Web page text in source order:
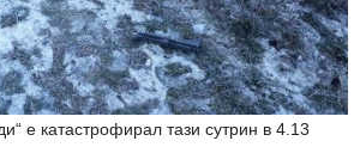
е катастрофирал тази сутрин в 4.13